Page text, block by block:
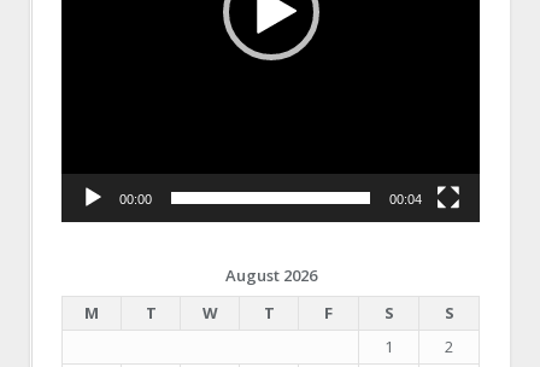
00:00 00:04
August 2026
M
T W T F S
S
1
2